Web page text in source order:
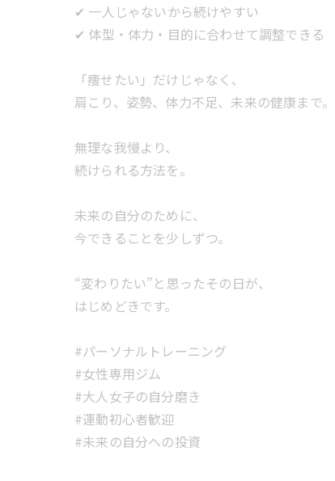
✔ 一人じゃないから続けやすい
✔ 体型・体力・目的に合わせて調整できる
「痩せたい」だけじゃなく、
肩こり、姿勢、体力不足、未来の健康まで。
無理な我慢より、
続けられる方法を。
未来の自分のために、
今できることを少しずつ。
“変わりたい”と思ったその日が、
はじめどきです。
#パーソナルトレーニング
#女性専用ジム
#大人女子の自分磨き
#運動初心者歓迎
#未来の自分への投資